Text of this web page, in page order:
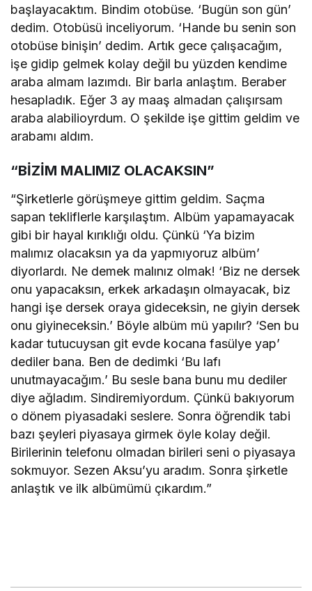
başlayacaktım. Bindim otobüse. ‘Bugün son gün’
dedim. Otobüsü inceliyorum. ‘Hande bu senin son
otobüse binişin’ dedim. Artık gece çalışacağım,
işe gidip gelmek kolay değil bu yüzden kendime
araba almam lazımdı. Bir barla anlaştım. Beraber
hesapladık. Eğer 3 ay maaş almadan çalışırsam
araba alabilioyrdum. O şekilde işe gittim geldim ve
arabamı aldım.
“BİZİM MALIMIZ OLACAKSIN”
“Şirketlerle görüşmeye gittim geldim. Saçma
sapan tekliflerle karşılaştım. Albüm yapamayacak
gibi bir hayal kırıklığı oldu. Çünkü ‘Ya bizim
malımız olacaksın ya da yapmıyoruz albüm’
diyorlardı. Ne demek malınız olmak! ‘Biz ne dersek
onu yapacaksın, erkek arkadaşın olmayacak, biz
hangi işe dersek oraya gideceksin, ne giyin dersek
onu giyineceksin.’ Böyle albüm mü yapılır? ‘Sen bu
kadar tutucuysan git evde kocana fasülye yap’
dediler bana. Ben de dedimki ‘Bu lafı
unutmayacağım.’ Bu sesle bana bunu mu dediler
diye ağladım. Sindiremiyordum. Çünkü bakıyorum
o dönem piyasadaki seslere. Sonra öğrendik tabi
bazı şeyleri piyasaya girmek öyle kolay değil.
Birilerinin telefonu olmadan birileri seni o piyasaya
sokmuyor. Sezen Aksu’yu aradım. Sonra şirketle
anlaştık ve ilk albümümü çıkardım.”